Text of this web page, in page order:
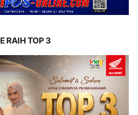
RAIH TOP 3